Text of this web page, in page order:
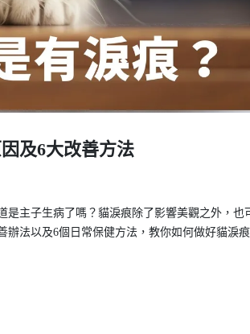
及6大改善方法
是主子生病了嗎？貓淚痕除了影響美觀之外，也
辦法以及6個日常保健方法，教你如何做好貓淚